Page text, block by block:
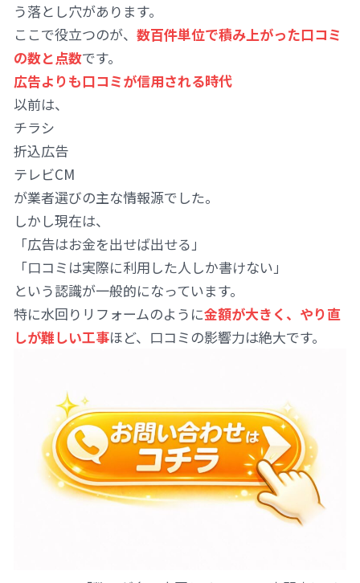
う落とし穴があります。
ここで役立つのが、 数百件単位で積み上がった口コミ
の数と点数です。
広告よりも口コミが信用される時代
以前は、
チラシ
折込広告
テレビCM
が業者選びの主な情報源でした。
しかし現在は、
「広告はお金を出せば出せる」
「口コミは実際に利用した人しか書けない」
という認識が一般的になっています。
特に水回りリフォームのように金額が大きく、やり直
しが難しい工事ほど、口コミの影響力は絶大です。